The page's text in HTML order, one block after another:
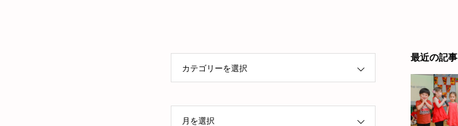
カテゴリーを選択
月を選択
最近の記事